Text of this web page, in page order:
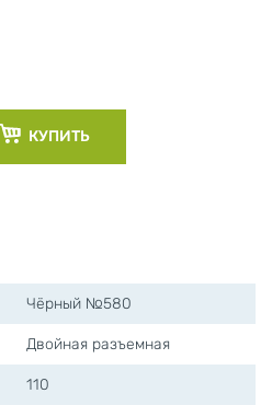
КУПИТЬ
Чёрный №580
Двойная разъемная
110